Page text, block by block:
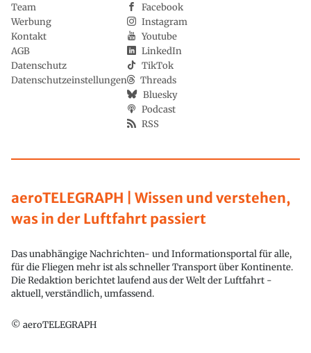
aeroTELEGRAPH | Wissen und verstehen,
was in der Luftfahrt passiert
Das unabhängige Nachrichten- und Informationsportal für alle,
für die Fliegen mehr ist als schneller Transport über Kontinente.
Die Redaktion berichtet laufend aus der Welt der Luftfahrt -
aktuell, verständlich, umfassend.
© aeroTELEGRAPH
Team
Werbung
Kontakt
AGB
Datenschutz
Datenschutzeinstellungen
Facebook
Instagram
Youtube
LinkedIn
TikTok
Threads
Bluesky
Podcast
RSS